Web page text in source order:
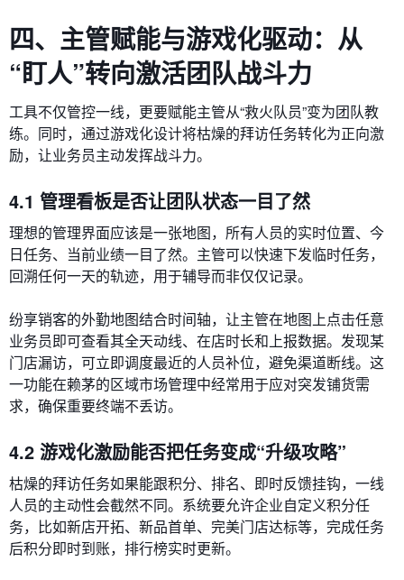
四、主管赋能与游戏化驱动：从
“盯人”转向激活团队战斗力
工具不仅管控一线，更要赋能主管从“救火队员”变为团队教
练。同时，通过游戏化设计将枯燥的拜访任务转化为正向激
励，让业务员主动发挥战斗力。
4.1 管理看板是否让团队状态一目了然
理想的管理界面应该是一张地图，所有人员的实时位置、今
日任务、当前业绩一目了然。主管可以快速下发临时任务，
回溯任何一天的轨迹，用于辅导而非仅仅记录。
纷享销客的外勤地图结合时间轴，让主管在地图上点击任意
业务员即可查看其全天动线、在店时长和上报数据。发现某
门店漏访，可立即调度最近的人员补位，避免渠道断线。这
一功能在赖茅的区域市场管理中经常用于应对突发铺货需
求，确保重要终端不丢访。
4.2 游戏化激励能否把任务变成“升级攻略”
枯燥的拜访任务如果能跟积分、排名、即时反馈挂钩，一线
人员的主动性会截然不同。系统要允许企业自定义积分任
务，比如新店开拓、新品首单、完美门店达标等，完成任务
后积分即时到账，排行榜实时更新。